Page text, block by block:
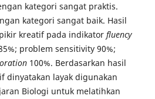
kategori sangat praktis.
kategori sangat baik. Hasil
kreatif pada indikator fluency
problem sensitivity 90%;
100%. Berdasarkan hasil
dinyatakan layak digunakan
Biologi untuk melatihkan